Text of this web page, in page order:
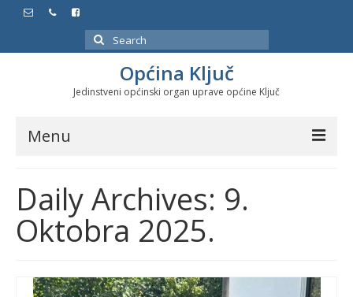
Search
for:
Općina Ključ
Jedinstveni općinski organ uprave općine Ključ
Menu
Službeni glasnici
Javne nabavke
Značajni datumi i manifestacije
Daily Archives: 9.
Oktobra 2025.